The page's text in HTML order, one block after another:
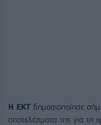
Η ΕΚΤ δημοσιοποίησε
αποτελέσματα της για τη